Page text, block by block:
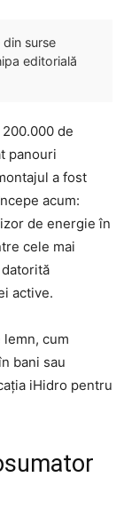
surse
editorială
de
panouri
a fost
acum:
de energie în
cele mai
active.
cum
bani sau
iHidro pentru